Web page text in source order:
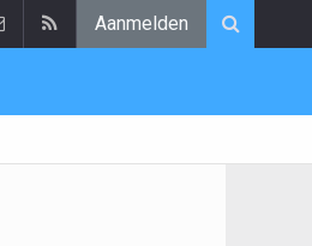
Aanmelden